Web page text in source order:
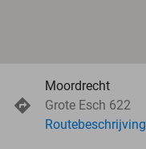
Moordrecht
Grote Esch 622
Routebeschrijving